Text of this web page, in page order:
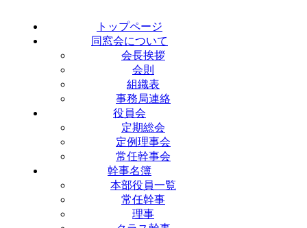
トップページ
同窓会について
会長挨拶
会則
組織表
事務局連絡
役員会
定期総会
定例理事会
常任幹事会
幹事名簿
本部役員一覧
常任幹事
理事